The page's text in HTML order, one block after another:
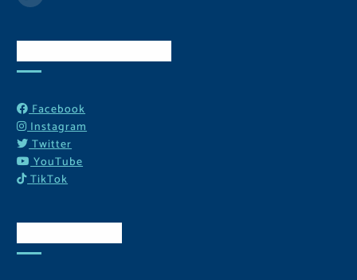
Facebook
Instagram
Twitter
YouTube
TikTok